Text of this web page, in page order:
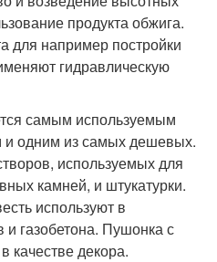
продукта обжига.
для например постройки
гидравлическую
самым используемым
и одним из самых дешевых.
используемых для
камней, и штукатурки.
используют в
и газобетона. Пушонка с
качестве декора.